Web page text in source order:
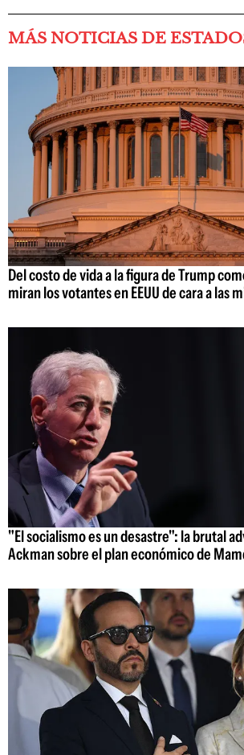
MÁS NOTICIAS DE
Del costo de vida a la figura de Trump
miran los votantes en EEUU de cara a las
"El socialismo es un desastre": la brutal
Ackman sobre el plan económico de